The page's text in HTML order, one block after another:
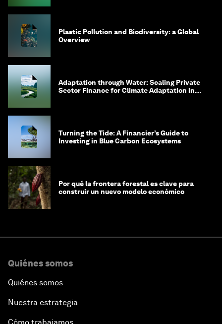
Plastic Pollution and Biodiversity: a Global
Overview
Adaptation through Water: Scaling Private
Sector Finance for Climate Adaptation in
Turning the Tide: A Financier’s Guide to
Investing in Blue Carbon Ecosystems
Por qué la frontera forestal es clave para
construir un nuevo modelo económico
Quiénes somos
Quiénes somos
Nuestra estrategia